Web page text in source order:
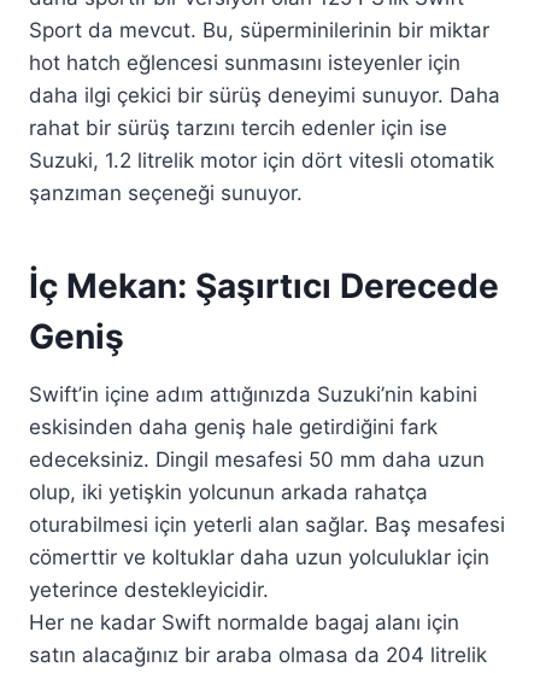
Sport da mevcut. Bu, süperminilerinin bir miktar
hot hatch eğlencesi sunmasını isteyenler için
daha ilgi çekici bir sürüş deneyimi sunuyor. Daha
rahat bir sürüş tarzını tercih edenler için ise
Suzuki, 1.2 litrelik motor için dört vitesli otomatik
şanzıman seçeneği sunuyor.
İç Mekan: Şaşırtıcı Derecede
Geniş
Swift’in içine adım attığınızda Suzuki’nin kabini
eskisinden daha geniş hale getirdiğini fark
edeceksiniz. Dingil mesafesi 50 mm daha uzun
olup, iki yetişkin yolcunun arkada rahatça
oturabilmesi için yeterli alan sağlar. Baş mesafesi
cömerttir ve koltuklar daha uzun yolculuklar için
yeterince destekleyicidir.
Her ne kadar Swift normalde bagaj alanı için
satın alacağınız bir araba olmasa da 204 litrelik